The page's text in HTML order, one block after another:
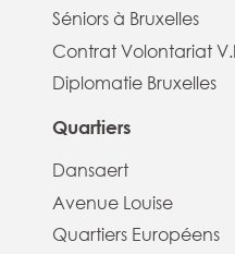
Séniors à Bruxelles
Contrat Volontariat
Diplomatie Bruxelles
Quartiers
Dansaert
Avenue Louise
Quartiers Européens